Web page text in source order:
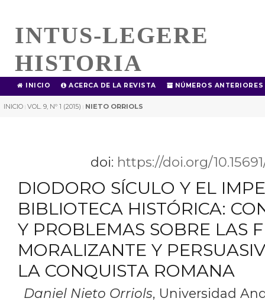
INTUS-LEGERE
HISTORIA
INICIO ACERCA DE LA REVISTA NÚMEROS ANTERIORES
INICIO | VOL. 9, Nº 1 (2015) | NIETO ORRIOLS
doi: https://doi.org/
DIODORO SÍCULO Y EL
BIBLIOTECA HISTÓRICA:
Y PROBLEMAS SOBRE LAS
MORALIZANTE Y
LA CONQUISTA ROMANA
Daniel Nieto Orriols, Universidad